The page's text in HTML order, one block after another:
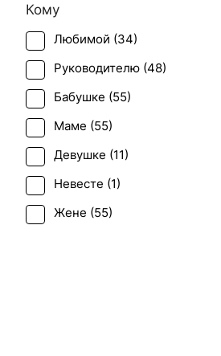
День учителя (
Пасха (4)
Первое свидание (55
Последний звонок (
Рождение ребенка (
Рождество (7
Татьянин день (
Юбилей (35
Кому
Любимой (34)
Руководителю (48)
Бабушке (55)
Маме (55)
Девушке (11)
Невесте (1)
Жене (55)